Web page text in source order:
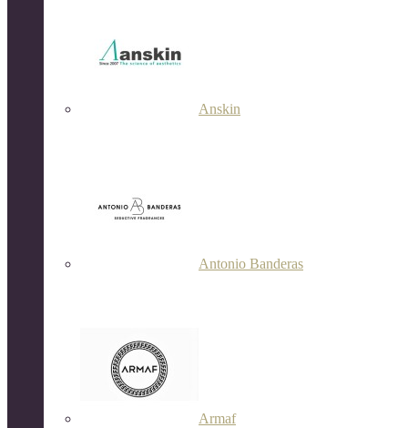
Anskin
Antonio Banderas
Armaf